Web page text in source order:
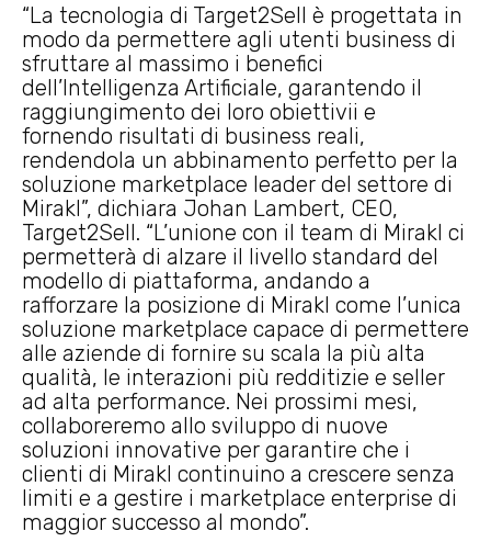
“La tecnologia di Target2Sell è progettata in
modo da permettere agli utenti business di
sfruttare al massimo i benefici
dell’Intelligenza Artificiale, garantendo il
raggiungimento dei loro obiettivii e
fornendo risultati di business reali,
rendendola un abbinamento perfetto per la
soluzione marketplace leader del settore di
Mirakl”, dichiara Johan Lambert, CEO,
Target2Sell. “L’unione con il team di Mirakl ci
permetterà di alzare il livello standard del
modello di piattaforma, andando a
rafforzare la posizione di Mirakl come l’unica
soluzione marketplace capace di permettere
alle aziende di fornire su scala la più alta
qualità, le interazioni più redditizie e seller
ad alta performance. Nei prossimi mesi,
collaboreremo allo sviluppo di nuove
soluzioni innovative per garantire che i
clienti di Mirakl continuino a crescere senza
limiti e a gestire i marketplace enterprise di
maggior successo al mondo”.